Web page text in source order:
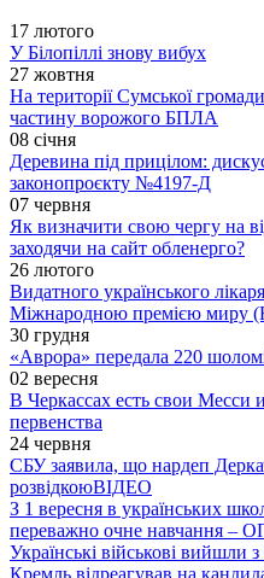
17 лютого
У Білопіллі знову вибух
27 жовтня
На території Сумської
частину ворожого БПЛА
08 січня
Деревина під прицілом:
законопроєкту №4197-Д
07 червня
Як визначити свою чергу на
заходячи на сайт обленерго?
26 лютого
Видатного українського
Міжнародною премією миру
30 грудня
«Аврора» передала 220
02 вересня
В Черкассах есть свои Месси
первенства
24 червня
СБУ заявила, що нардеп
розвідкоюВІДЕО
З 1 вересня в українських
переважно очне навчання –
Українські військові вийшли